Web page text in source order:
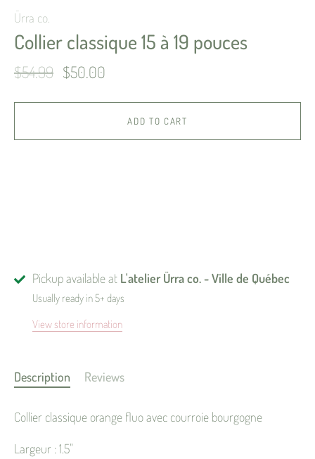
Ürra co.
Collier classique 15 à 19 pouces
$54.99 $50.00
ADD TO CART
Pickup available at L'atelier Ürra co. - Ville de Québec
Usually ready in 5+ days
View store information
Description Reviews
Collier classique orange fluo avec courroie bourgogne
Largeur : 1.5"